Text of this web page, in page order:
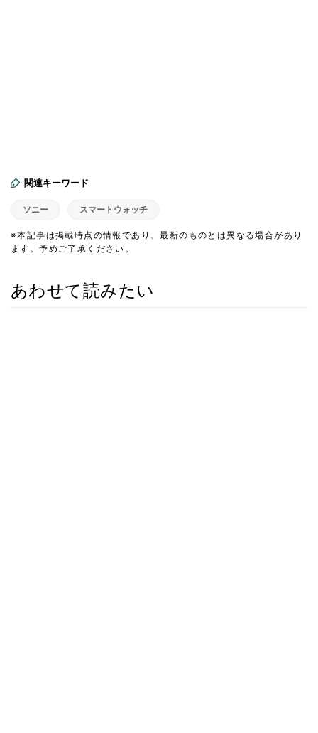
関連キーワード
ソニー スマートウォッチ
※本記事は掲載時点の情報であり、最新のものとは異なる場合があり
ます。予めご了承ください。
あわせて読みたい